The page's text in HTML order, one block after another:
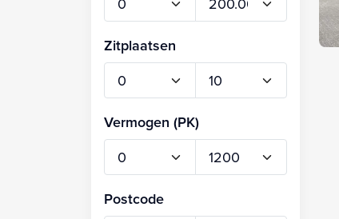
Zitplaatsen
Vermogen (PK)
Postcode